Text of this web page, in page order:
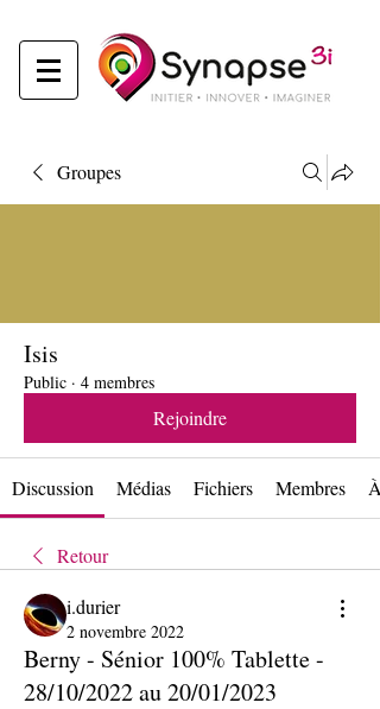
Groupes
Isis
Public · 4 membres
Rejoindre
Discussion Médias Fichiers Membres
Retour
i.durier
2 novembre 2022
Berny - Sénior 100% Tablette -
28/10/2022 au 20/01/2023